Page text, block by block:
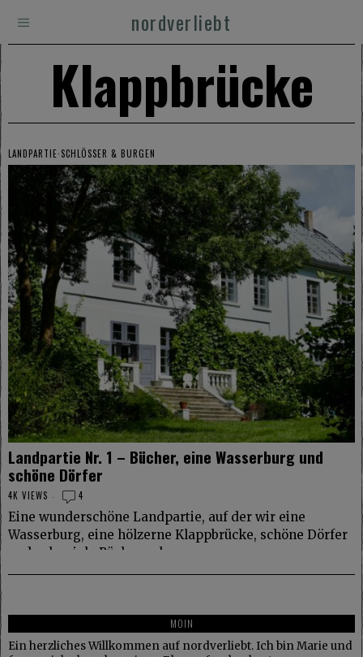
nordverliebt
Klappbrücke
LANDPARTIE·SCHLÖSSER & BURGEN
Landpartie Nr. 1 – Bücher, eine Wasserburg und
schöne Dörfer
4K VIEWS 4
Eine wunderschöne Landpartie, auf der wir eine
Wasserburg, eine hölzerne Klappbrücke, schöne Dörfer
und sehr viele Bücher sehen.
MOIN
Ein herzliches Willkommen auf nordverliebt. Ich bin Marie und